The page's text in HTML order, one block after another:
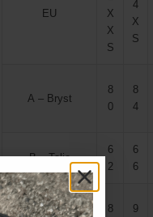
EU
X
X
S
4
X
S
A – Bryst
8
0
8
4
B – Talje
6
2
6
6
8 9